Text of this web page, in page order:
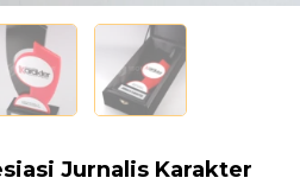
Jurnalis Karakter